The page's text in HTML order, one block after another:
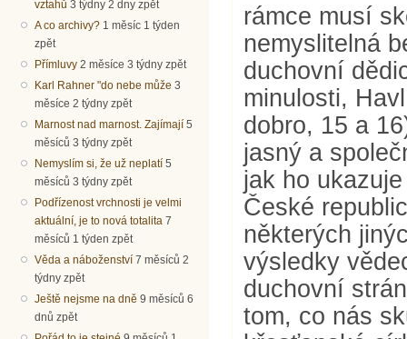
vztahů 3 týdny 2 dny zpět
A co archivy? 1 měsíc 1 týden
zpět
Přímluvy 2 měsíce 3 týdny zpět
Karl Rahner "do nebe může 3
měsíce 2 týdny zpět
Marnost nad marnost. Zajímají 5
měsíců 3 týdny zpět
Nemyslím si, že už neplatí 5
měsíců 3 týdny zpět
Podřízenost vrchnosti je velmi
aktuální, je to nová totalita 7
měsíců 1 týden zpět
Věda a náboženství 7 měsíců 2
týdny zpět
Ještě nejsme na dně 9 měsíců 6
dnů zpět
rámce musí
nemyslitelná
duchovní
minulosti,
dobro, 15 a
jasný a
jak ho
České
některých
výsledky
duchovní
tom, co nás